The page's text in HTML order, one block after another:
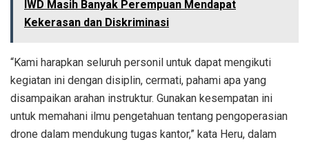
IWD Masih Banyak Perempuan Mendapat
Kekerasan dan Diskriminasi
“Kami harapkan seluruh personil untuk dapat mengikuti
kegiatan ini dengan disiplin, cermati, pahami apa yang
disampaikan arahan instruktur. Gunakan kesempatan ini
untuk memahani ilmu pengetahuan tentang pengoperasian
drone dalam mendukung tugas kantor,” kata Heru, dalam